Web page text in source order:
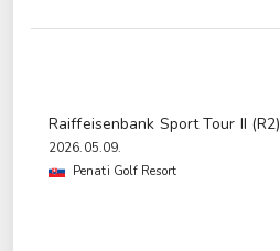
Raiffeisenbank Sport Tour II (R2)
2026.05.09.
Penati Golf Resort